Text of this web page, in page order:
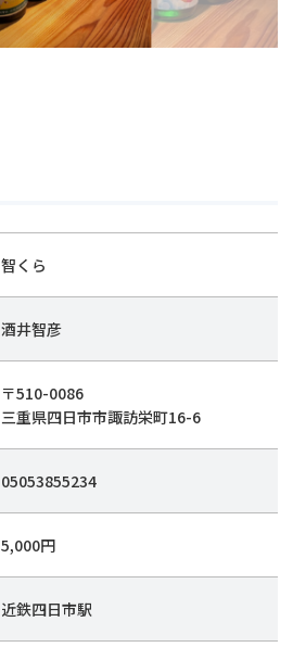
智くら
酒井智彦
〒510-0086
三重県四日市市諏訪栄町16-6
05053855234
5,000円
近鉄四日市駅